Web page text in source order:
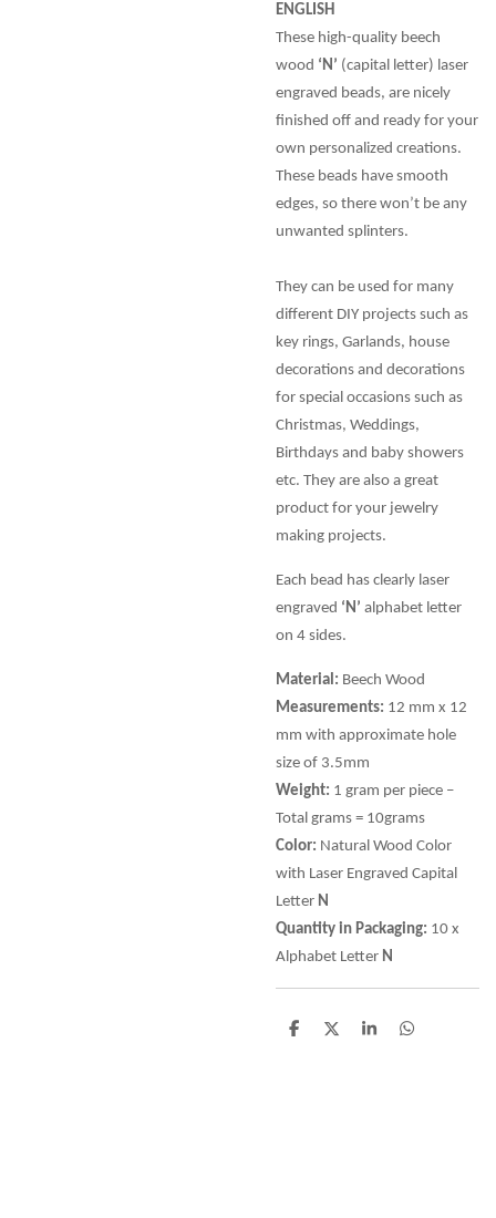
ENGLISH
These high-quality beech
wood ‘N’ (capital letter) laser
engraved beads, are nicely
finished off and ready for your
own personalized creations.
These beads have smooth
edges, so there won’t be any
unwanted splinters.
They can be used for many
different DIY projects such as
key rings, Garlands, house
decorations and decorations
for special occasions such as
Christmas, Weddings,
Birthdays and baby showers
etc. They are also a great
product for your jewelry
making projects.
Each bead has clearly laser
engraved ‘N’ alphabet letter
on 4 sides.
Material: Beech Wood
Measurements: 12 mm x 12
mm with approximate hole
size of 3.5mm
Weight: 1 gram per piece –
Total grams = 10grams
Color: Natural Wood Color
with Laser Engraved Capital
Letter N
Quantity in Packaging: 10 x
Alphabet Letter N
D
D
S
D